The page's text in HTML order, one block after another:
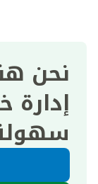
نحن
إدارة